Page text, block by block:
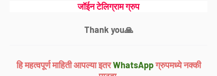
जॉईन टेलिग्राम ग्रुप
Thank you🙏
हि महत्वपूर्ण माहिती आपल्या इतर WhatsAppग्रुपमध्ये नक्की